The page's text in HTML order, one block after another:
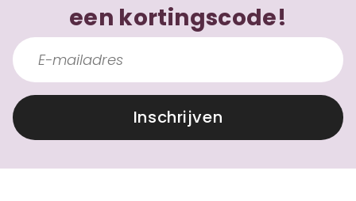
een kortingscode!
Inschrijven